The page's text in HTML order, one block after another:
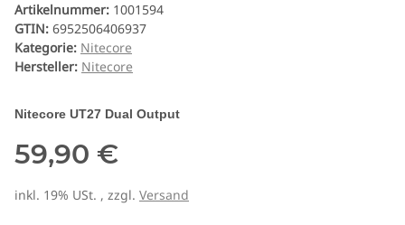
Artikelnummer: 1001594
GTIN: 6952506406937
Kategorie: Nitecore
Hersteller: Nitecore
Nitecore UT27 Dual Output
59,90 €
inkl. 19% USt. , zzgl. Versand